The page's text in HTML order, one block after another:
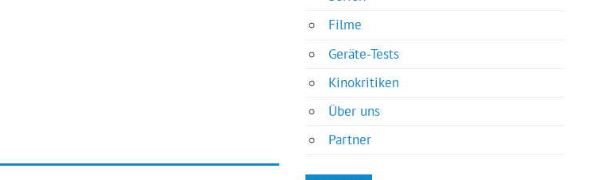
Filme
Geräte-Tests
Kinokritiken
Über uns
Partner